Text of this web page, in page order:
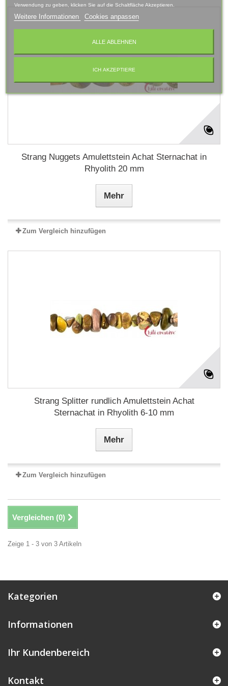
Strang Nuggets Amulettstein Achat Sternachat in
Rhyolith 20 mm
Mehr
Zum Vergleich hinzufügen
Strang Splitter rundlich Amulettstein Achat
Sternachat in Rhyolith 6-10 mm
Mehr
Zum Vergleich hinzufügen
Vergleichen (0)
Zeige 1 - 3 von 3 Artikeln
Kategorien
Informationen
Ihr Kundenbereich
Kontakt
Verwendung zu geben, klicken Sie auf die Schaltfläche Akzeptieren.
Weitere Informationen Cookies anpassen
ALLE ABLEHNEN
ICH AKZEPTIERE